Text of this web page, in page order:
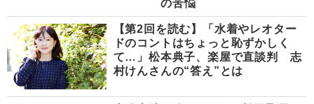
の苦悩
【第2回を読む】「水着やレオター
ドのコントはちょっと恥ずかしく
て…」松本典子、楽屋で直談判 志
村けんさんの“答え”とは